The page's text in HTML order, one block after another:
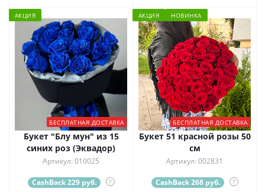
АКЦИЯ
БЕСПЛАТНАЯ ДОСТАВКА
Букет "Блу мун" из 15
синих роз (Эквадор)
Артикул: 010025
CashBack 229 руб. ?
АКЦИЯ НОВИНКА
БЕСПЛАТНАЯ ДОСТАВКА
Букет 51 красной розы 50
см
Артикул: 002831
CashBack 268 руб. ?